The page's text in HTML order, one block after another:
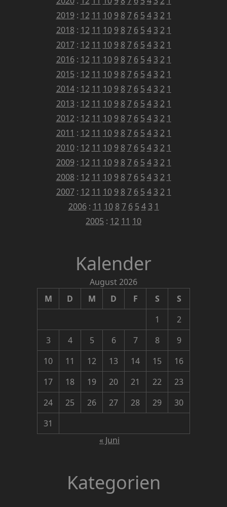
2019: 12 11 10 9 8 7 6 5 4 3 2 1
2018: 12 11 10 9 8 7 6 5 4 3 2 1
2017: 12 11 10 9 8 7 6 5 4 3 2 1
2016: 12 11 10 9 8 7 6 5 4 3 2 1
2015 : 12 11 10 9 8 7 6 5 4 3 2 1
2014: 12 11 10 9 8 7 6 5 4 3 2 1
2013 : 12 11 10 9 8 7 6 5 4 3 2 1
2012: 12 11 10 9 8 7 6 5 4 3 2 1
2011 : 12 11 10 9 8 7 6 5 4 3 2 1
2010: 12 11 10 9 8 7 6 5 4 3 2 1
2009: 12 11 10 9 8 7 6 5 4 3 2 1
2008: 12 11 10 9 8 7 6 5 4 3 2 1
2007: 12 11 10 9 8 7 6 5 4 3 2 1
2006: 11 10 8 7 6 5 4 3 1
2005 : 12 11 10
Kalender
August 2026
M
D M D F S
S
1
2
3
4 5 6 7 8
9
10
11 12 13 14 15
16
17
18 19 20 21 22
23
24
25 26 27 28 29
30
31
« Juni
Kategorien